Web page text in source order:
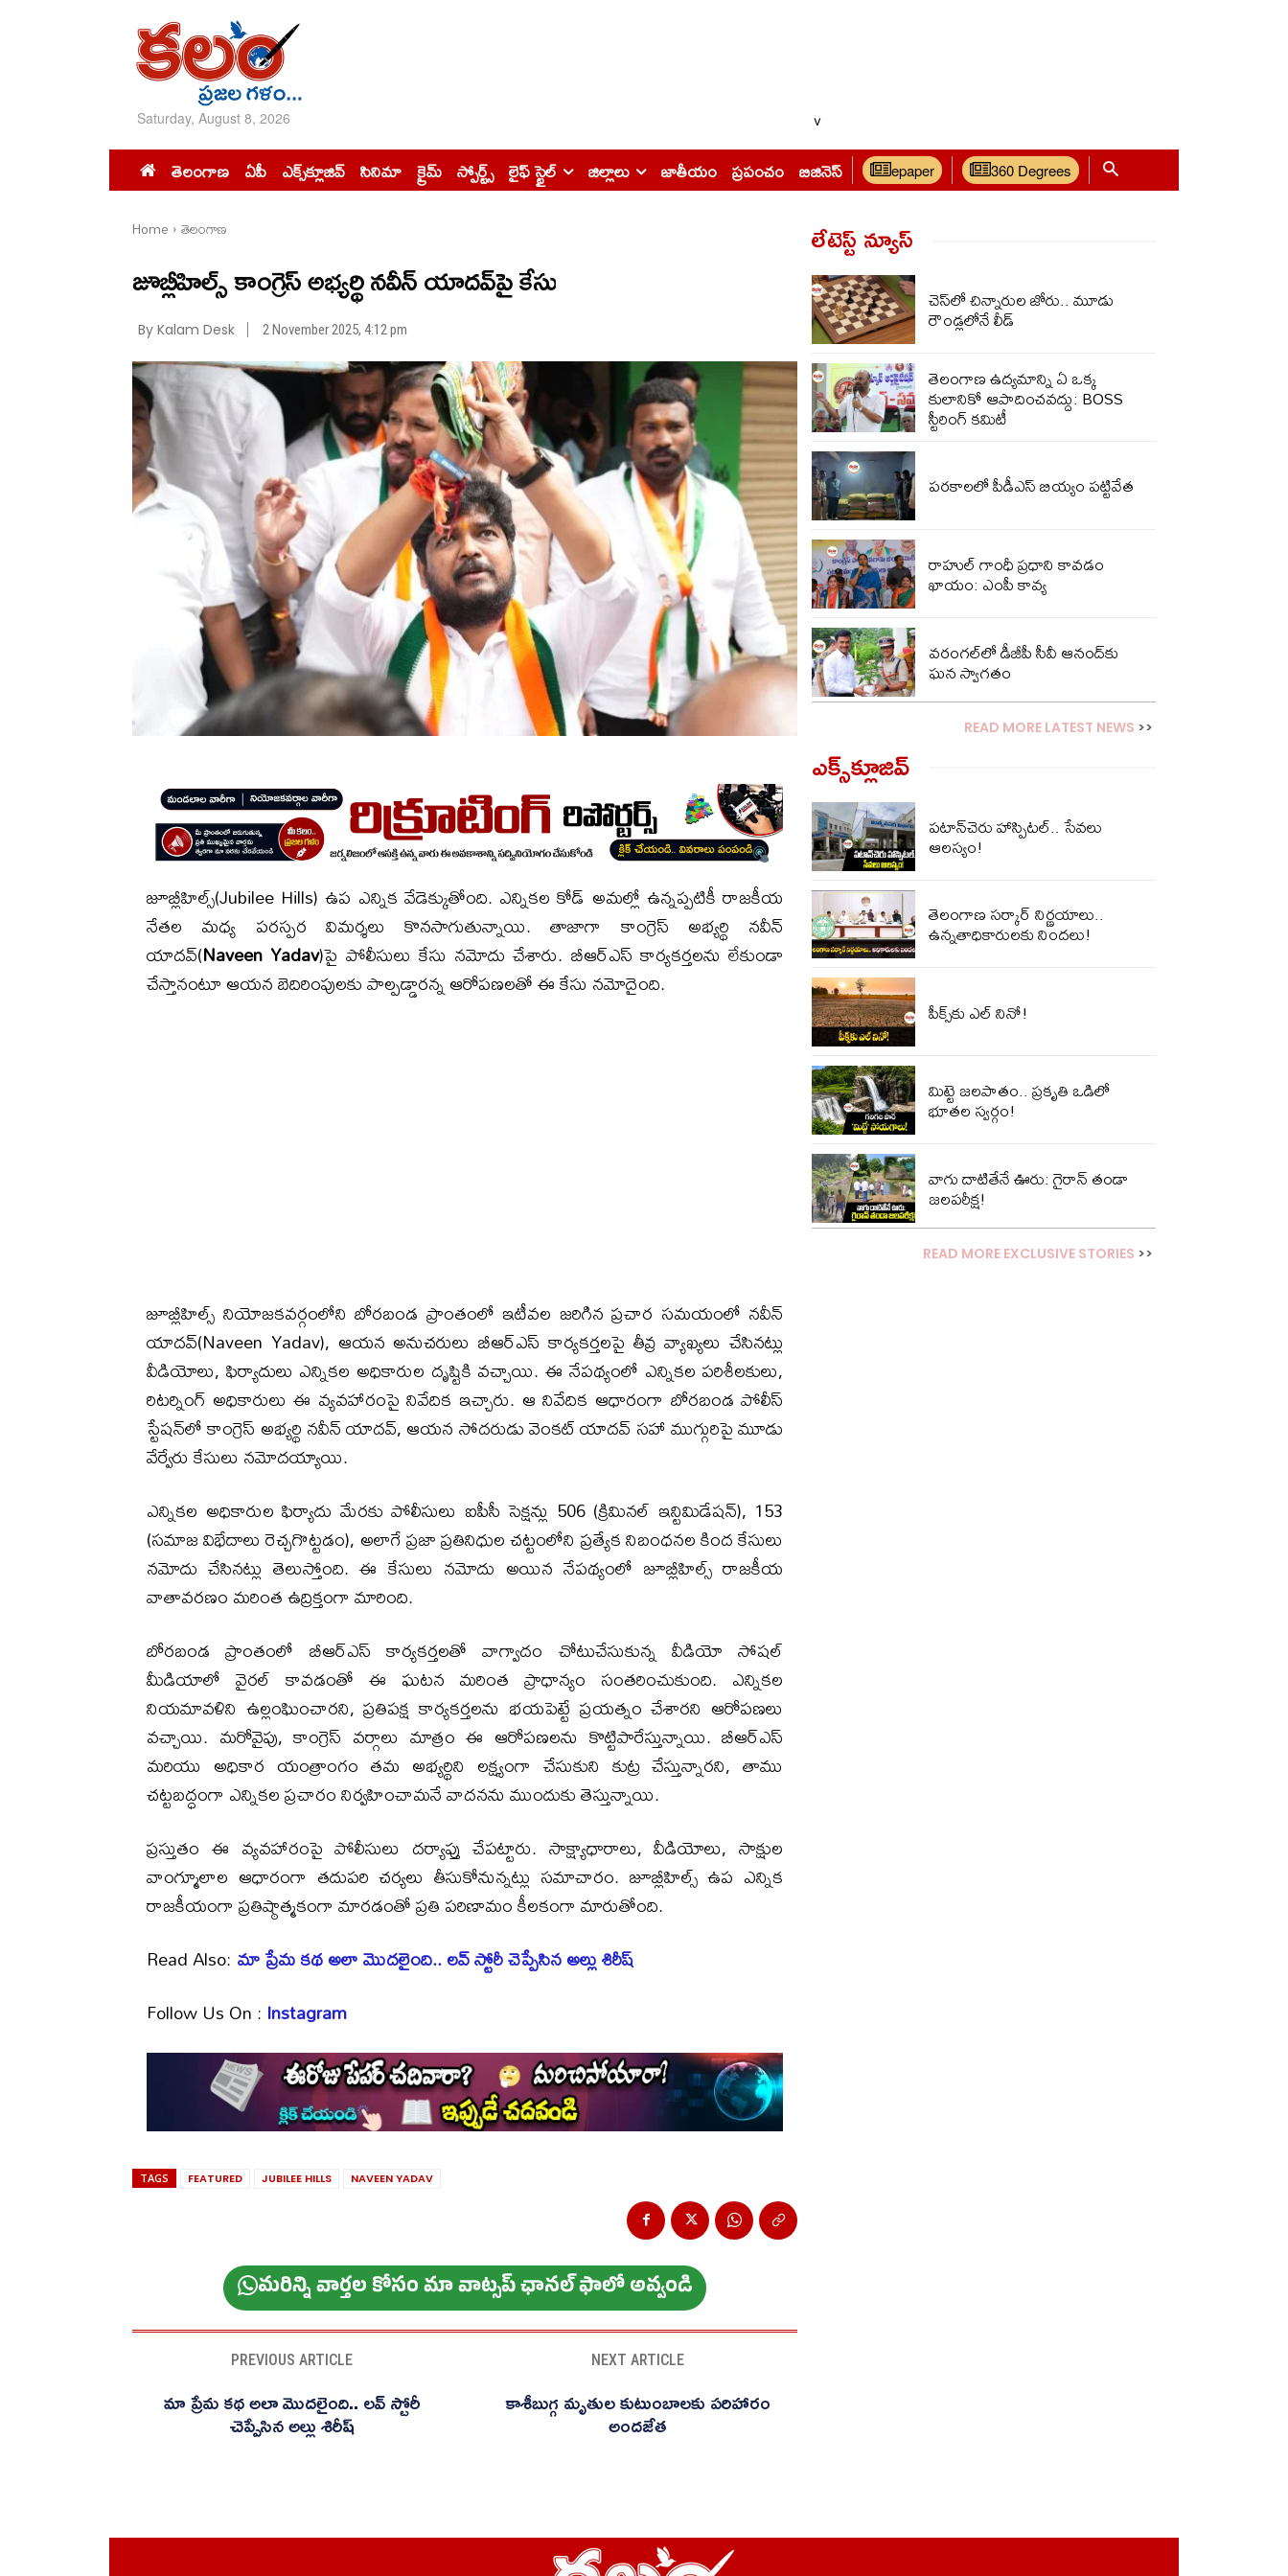
Saturday, August 8, 2026 v
తెలంగాణ ఏపీ ఎక్స్‌క్లూజివ్‌ సినిమా క్రైమ్ స్పోర్ట్స్ లైఫ్ స్టైల్ జిల్లాలు జాతీయం ప్రపంచం బిజినెస్ epaper 360 Degrees
Home తెలంగాణ
జూబ్లీహిల్స్ కాంగ్రెస్ అభ్యర్థి నవీన్ యాదవ్‌పై కేసు
By Kalam Desk 2 November 2025, 4:12 pm
జూబ్లీహిల్స్(Jubilee Hills) ఉప ఎన్నిక వేడెక్కుతోంది. ఎన్నికల కోడ్‌ అమల్లో ఉన్నప్పటికీ రాజకీయ
నేతల మధ్య పరస్పర విమర్శలు కొనసాగుతున్నాయి. తాజాగా కాంగ్రెస్‌ అభ్యర్థి నవీన్
యాదవ్‌(Naveen Yadav)పై పోలీసులు కేసు నమోదు చేశారు. బీఆర్ఎస్‌ కార్యకర్తలను లేకుండా
చేస్తానంటూ ఆయన బెదిరింపులకు పాల్పడ్డారన్న ఆరోపణలతో ఈ కేసు నమోదైంది.
జూబ్లీహిల్స్ నియోజకవర్గంలోని బోరబండ ప్రాంతంలో ఇటీవల జరిగిన ప్రచార సమయంలో నవీన్
యాదవ్‌(Naveen Yadav), ఆయన అనుచరులు బీఆర్‌ఎస్‌ కార్యకర్తలపై తీవ్ర వ్యాఖ్యలు చేసినట్లు
వీడియోలు, ఫిర్యాదులు ఎన్నికల అధికారుల దృష్టికి వచ్చాయి. ఈ నేపథ్యంలో ఎన్నికల పరిశీలకులు,
రిటర్నింగ్‌ అధికారులు ఈ వ్యవహారంపై నివేదిక ఇచ్చారు. ఆ నివేదిక ఆధారంగా బోరబండ పోలీస్‌
స్టేషన్‌లో కాంగ్రెస్‌ అభ్యర్థి నవీన్ యాదవ్‌, ఆయన సోదరుడు వెంకట్ యాదవ్‌ సహా ముగ్గురిపై మూడు
వేర్వేరు కేసులు నమోదయ్యాయి.
ఎన్నికల అధికారుల ఫిర్యాదు మేరకు పోలీసులు ఐపీసీ సెక్షన్లు 506 (క్రిమినల్ ఇన్టిమిడేషన్), 153
(సమాజ విభేదాలు రెచ్చగొట్టడం), అలాగే ప్రజా ప్రతినిధుల చట్టంలోని ప్రత్యేక నిబంధనల కింద కేసులు
నమోదు చేసినట్లు తెలుస్తోంది. ఈ కేసులు నమోదు అయిన నేపథ్యంలో జూబ్లీహిల్స్ రాజకీయ
వాతావరణం మరింత ఉద్రిక్తంగా మారింది.
బోరబండ ప్రాంతంలో బీఆర్ఎస్‌ కార్యకర్తలతో వాగ్వాదం చోటుచేసుకున్న వీడియో సోషల్‌
మీడియాలో వైరల్‌ కావడంతో ఈ ఘటన మరింత ప్రాధాన్యం సంతరించుకుంది. ఎన్నికల
నియమావళిని ఉల్లంఘించారని, ప్రతిపక్ష కార్యకర్తలను భయపెట్టే ప్రయత్నం చేశారని ఆరోపణలు
వచ్చాయి. మరోవైపు, కాంగ్రెస్‌ వర్గాలు మాత్రం ఈ ఆరోపణలను కొట్టిపారేస్తున్నాయి. బీఆర్ఎస్‌
మరియు అధికార యంత్రాంగం తమ అభ్యర్థిని లక్ష్యంగా చేసుకుని కుట్ర చేస్తున్నారని, తాము
చట్టబద్ధంగా ఎన్నికల ప్రచారం నిర్వహించామనే వాదనను ముందుకు తెస్తున్నాయి.
ప్రస్తుతం ఈ వ్యవహారంపై పోలీసులు దర్యాప్తు చేపట్టారు. సాక్ష్యాధారాలు, వీడియోలు, సాక్షుల
వాంగ్మూలాల ఆధారంగా తదుపరి చర్యలు తీసుకోనున్నట్లు సమాచారం. జూబ్లీహిల్స్ ఉప ఎన్నిక
రాజకీయంగా ప్రతిష్ఠాత్మకంగా మారడంతో ప్రతి పరిణామం కీలకంగా మారుతోంది.
Read Also: మా ప్రేమ కథ అలా మొదలైంది.. లవ్ స్టోరీ చెప్పేసిన అల్లు శిరీష్
Follow Us On : Instagram
TAGS FEATURED JUBILEE HILLS NAVEEN YADAV
మ‌రిన్ని వార్త‌ల కోసం మా వాట్స‌ప్ ఛాన‌ల్ ఫాలో అవ్వండి
PREVIOUS ARTICLE
మా ప్రేమ కథ అలా మొదలైంది.. లవ్ స్టోరీ
చెప్పేసిన అల్లు శిరీష్
NEXT ARTICLE
కాశీబుగ్గ మృతుల కుటుంబాలకు పరిహారం
అందజేత
లేటెస్ట్ న్యూస్‌
చెస్‌లో చిన్నారుల జోరు.. మూడు
రౌండ్లలోనే లీడ్
తెలంగాణ ఉద్యమాన్ని ఏ ఒక్క
కులానికో ఆపాదించవద్దు: BOSS
స్టీరింగ్ కమిటీ
పరకాలలో పీడీఎస్‌ బియ్యం పట్టివేత
రాహుల్ గాంధీ ప్రధాని కావడం
ఖాయం: ఎంపీ కావ్య
వరంగల్‌లో డీజీపీ సీవీ ఆనంద్‌కు
ఘన స్వాగతం
READ MORE LATEST NEWS >>
ఎక్స్‌క్లూజివ్‌
పటాన్‌చెరు హాస్పిటల్.. సేవలు
ఆలస్యం!
తెలంగాణ సర్కార్ నిర్ణయాలు..
ఉన్నతాధికారులకు నిందలు!
పీక్స్‌కు ఎల్‌ నినో!
మిట్టె జలపాతం.. ప్రకృతి ఒడిలో
భూతల స్వర్గం!
వాగు దాటితేనే ఊరు: గైరాన్ తండా
జలపరీక్ష!
READ MORE EXCLUSIVE STORIES >>